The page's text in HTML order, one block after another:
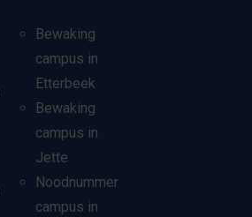
Bewaking
campus in
Etterbeek
Bewaking
campus in
Jette
Noodnummer
campus in